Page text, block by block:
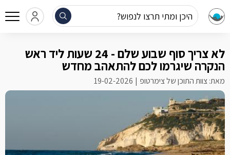
היכן ומתי תרצו לנפוש?
לא צריך סוף שבוע שלם - 24 שעות ליד ראש
הנקרה שיגרמו לכם להתאהב מחדש
מאת: צוות התוכן של צימרטופ 19-02-2026